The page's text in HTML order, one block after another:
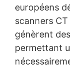
européens
scanners
génèrent
permettant